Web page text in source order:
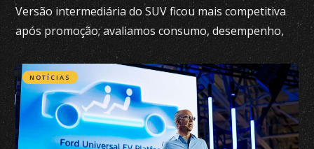
Versão intermediária do SUV ficou mais competitiva
após promoção; avaliamos consumo, desempenho,
conforto e mais
NOTÍCIAS